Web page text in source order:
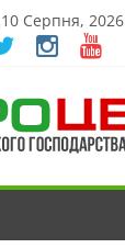
Серпня, 2026